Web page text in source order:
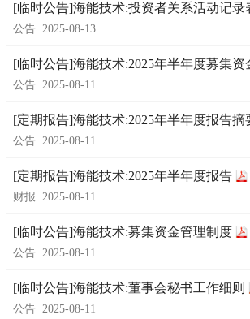
[临时公告]海能技术:投资者关系活动记录
公告 2025-08-13
[临时公告]海能技术:2025年半年度募集
公告 2025-08-11
[定期报告]海能技术:2025年半年度报告摘
公告 2025-08-11
[定期报告]海能技术:2025年半年度报告
财报 2025-08-11
[临时公告]海能技术:募集资金管理制度
公告 2025-08-11
[临时公告]海能技术:董事会秘书工作细则
公告 2025-08-11